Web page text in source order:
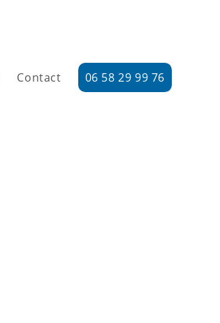
Contact 06 58 29 99 76